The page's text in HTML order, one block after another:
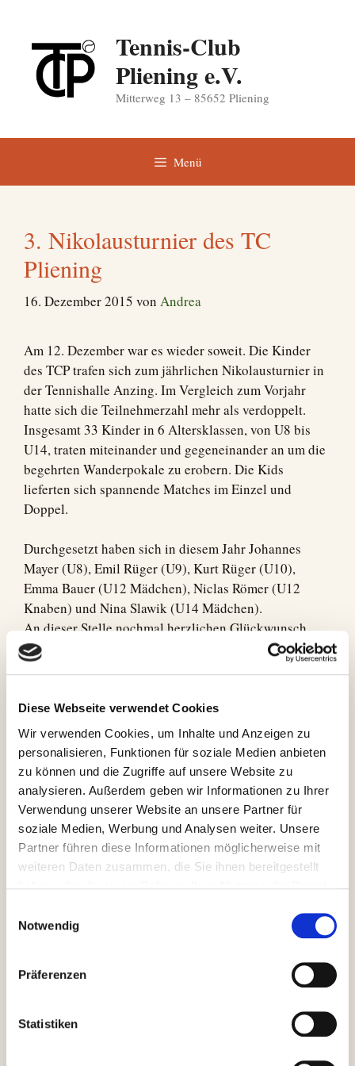
Diese Webseite verwendet Cookies
Wir verwenden Cookies, um Inhalte und Anzeigen zu
personalisieren, Funktionen für soziale Medien anbieten
zu können und die Zugriffe auf unsere Website zu
analysieren. Außerdem geben wir Informationen zu Ihrer
Verwendung unserer Website an unsere Partner für
soziale Medien, Werbung und Analysen weiter. Unsere
Partner führen diese Informationen möglicherweise mit
weiteren Daten zusammen, die Sie ihnen bereitgestellt
Notwendig
Präferenzen
Statistiken
springen
Tennis-Club
Pliening e.V.
Mitterweg 13 – 85652 Pliening
Menü
3. Nikolausturnier des TC
Pliening
16. Dezember 2015 von Andrea
Am 12. Dezember war es wieder soweit. Die Kinder
des TCP trafen sich zum jährlichen Nikolausturnier in
der Tennishalle Anzing. Im Vergleich zum Vorjahr
hatte sich die Teilnehmerzahl mehr als verdoppelt.
Insgesamt 33 Kinder in 6 Altersklassen, von U8 bis
U14, traten miteinander und gegeneinander an um die
begehrten Wanderpokale zu erobern. Die Kids
lieferten sich spannende Matches im Einzel und
Doppel.
Durchgesetzt haben sich in diesem Jahr Johannes
Mayer (U8), Emil Rüger (U9), Kurt Rüger (U10),
Emma Bauer (U12 Mädchen), Niclas Römer (U12
Knaben) und Nina Slawik (U14 Mädchen).
An dieser Stelle nochmal herzlichen Glückwunsch.
Bei der anschließenden Siegerehrung wurden alle
Medaillen und die Wanderpokale wurden an die
diesjährigen Sieger überreicht. Auch der Nikolaus der
Pfarrgemeinde Gelting kam zu Besuch und verteilte
Schokoladenstiefel an die Kinder. Diese wurden von
Edeka Pfeilstetter gestiftet. Der Vorstand bedankt sich
hierfür recht herzlich!